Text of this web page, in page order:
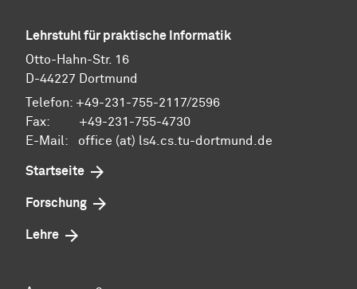
Lehrstuhl für praktische Informatik
Otto-Hahn-Str. 16
D-44227 Dortmund
Telefon: +49-231-755-2117/2596
Fax: +49-231-755-4730
E-Mail: office (at) ls4.cs.tu-dortmund.de
Startseite
Forschung
Lehre